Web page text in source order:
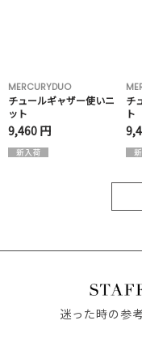
MERCURYDUO
チュールギャザー使いニ
ット
9,460 円
チ
ト
迷った時の参